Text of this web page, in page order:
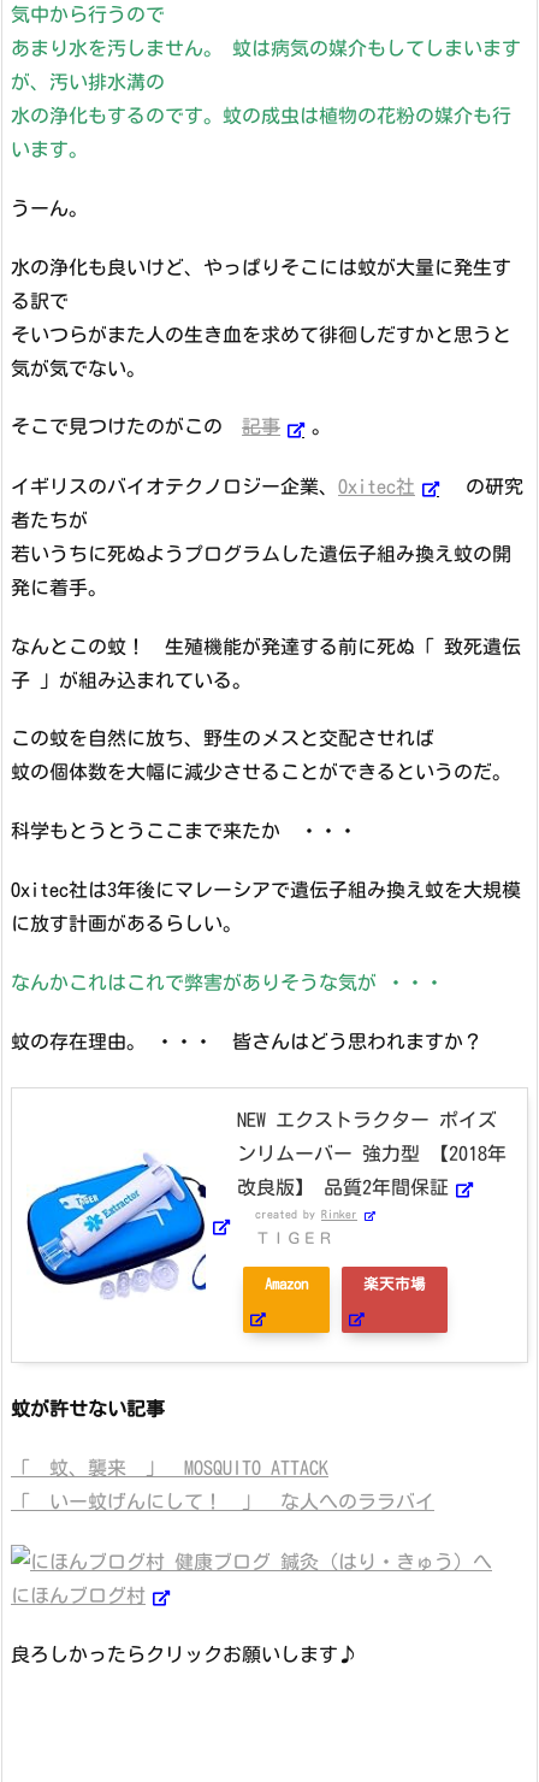
気中から行うので
あまり水を汚しません。 蚊は病気の媒介もしてしまいます
が、汚い排水溝の
水の浄化もするのです。蚊の成虫は植物の花粉の媒介も行
います。
うーん。
水の浄化も良いけど、やっぱりそこには蚊が大量に発生す
る訳で
そいつらがまた人の生き血を求めて徘徊しだすかと思うと
気が気でない。
そこで見つけたのがこの 記事 。
イギリスのバイオテクノロジー企業、 Oxitec社
の研究
者たちが
若いうちに死ぬようプログラムした遺伝子組み換え蚊の開
発に着手。
なんとこの蚊！ 生殖機能が発達する前に死ぬ「 致死遺伝
子 」が組み込まれている。
この蚊を自然に放ち、野生のメスと交配させれば
蚊の個体数を大幅に減少させることができるというのだ。
科学もとうとうここまで来たか ・・・
Oxitec社は3年後にマレーシアで遺伝子組み換え蚊を大規模
に放す計画があるらしい。
なんかこれはこれで弊害がありそうな気が ・・・
蚊の存在理由。 ・・・ 皆さんはどう思われますか？
NEW エクストラクター ポイズ
ンリムーバー 強力型 【2018年
改良版】 品質2年間保証
created by Rinker
ＴＩＧＥＲ
Amazon 楽天市場
蚊が許せない記事
「 蚊、襲来 」 MOSQUITO ATTACK
「 いー蚊げんにして！ 」 な人へのララバイ
にほんブログ村
良ろしかったらクリックお願いします♪